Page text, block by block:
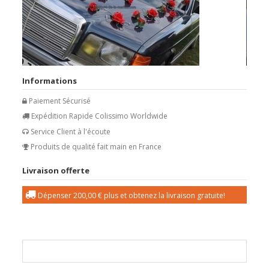
Informations
Paiement Sécurisé
Expédition Rapide Colissimo Worldwide
Service Client à l'écoute
Produits de qualité fait main en France
Livraison offerte
Dépenser200,00 € plus et obtenez la livraison gratuite!